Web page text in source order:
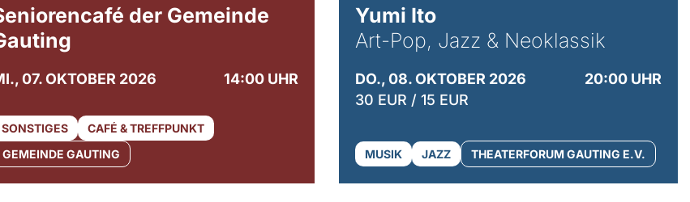
der Gemeinde
07. OKTOBER 2026 14:00 UHR
SONSTIGES
CAFÉ & TREFFPUNKT
GEMEINDE GAUTING
Yumi Ito
Art-Pop, Jazz & Neoklassik
DO., 08. OKTOBER 2026
20:00 UHR
30 EUR / 15 EUR
MUSIK JAZZ THEATERFORUM GAUTING E.V.